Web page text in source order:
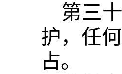
第三
护，任
占。